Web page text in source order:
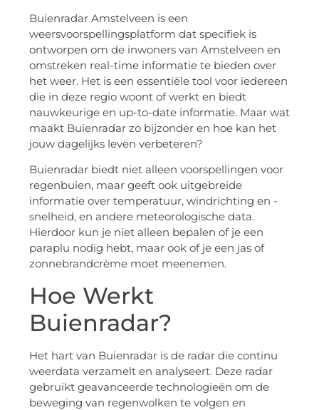
Buienradar Amstelveen is een
weersvoorspellingsplatform dat specifiek is
ontworpen om de inwoners van Amstelveen en
omstreken real-time informatie te bieden over
het weer. Het is een essentiële tool voor iedereen
die in deze regio woont of werkt en biedt
nauwkeurige en up-to-date informatie. Maar wat
maakt Buienradar zo bijzonder en hoe kan het
jouw dagelijks leven verbeteren?
Buienradar biedt niet alleen voorspellingen voor
regenbuien, maar geeft ook uitgebreide
informatie over temperatuur, windrichting en -
snelheid, en andere meteorologische data.
Hierdoor kun je niet alleen bepalen of je een
paraplu nodig hebt, maar ook of je een jas of
zonnebrandcrème moet meenemen.
Hoe Werkt
Buienradar?
Het hart van Buienradar is de radar die continu
weerdata verzamelt en analyseert. Deze radar
gebruikt geavanceerde technologieën om de
beweging van regenwolken te volgen en